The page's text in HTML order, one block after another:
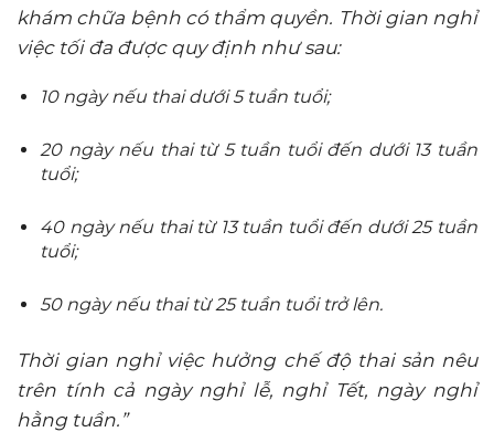
khám chữa bệnh có thẩm quyền. Thời gian nghỉ
việc tối đa được quy định như sau:
10 ngày nếu thai dưới 5 tuần tuổi;
20 ngày nếu thai từ 5 tuần tuổi đến dưới 13 tuần
tuổi;
40 ngày nếu thai từ 13 tuần tuổi đến dưới 25 tuần
tuổi;
50 ngày nếu thai từ 25 tuần tuổi trở lên.
Thời gian nghỉ việc hưởng chế độ thai sản nêu
trên tính cả ngày nghỉ lễ, nghỉ Tết, ngày nghỉ
hằng tuần.”